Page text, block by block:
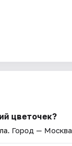
цветочек?
. Город —